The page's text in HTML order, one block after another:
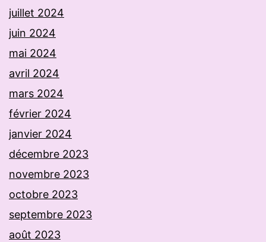
juillet 2024
juin 2024
mai 2024
avril 2024
mars 2024
février 2024
janvier 2024
décembre 2023
novembre 2023
octobre 2023
septembre 2023
août 2023